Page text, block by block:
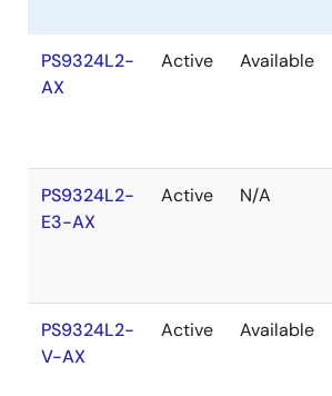
PS9324L2-
AX
Active Available
PS9324L2-
E3-AX
Active N/A
PS9324L2-
V-AX
Active Available